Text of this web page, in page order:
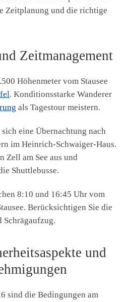
Zeitplanung und die richtige
Zeitmanagement
Höhenmeter vom Stausee
. Konditionsstarke Wanderer
als Tagestour meistern.
eine Übernachtung nach
im Heinrich-Schwaiger-Haus.
Zell am See aus und
Shuttlebusse.
8:10 und 16:45 Uhr vom
Berücksichtigen Sie die
Schrägaufzug.
und
sind die Bedingungen am